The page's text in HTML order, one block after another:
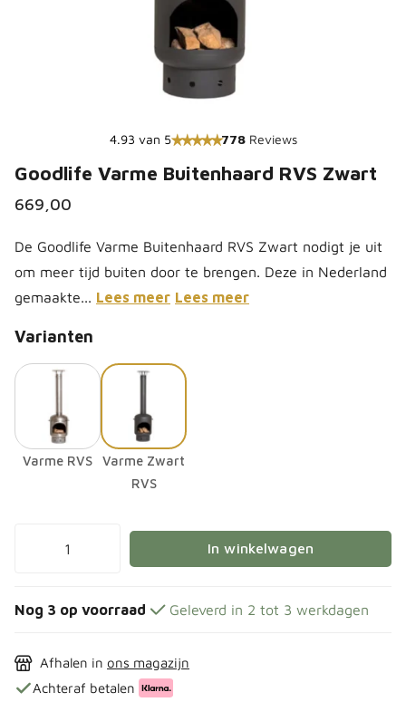
4.93 van 5 778 Reviews
Goodlife Varme Buitenhaard RVS Zwart
669,00
De Goodlife Varme Buitenhaard RVS Zwart nodigt je uit
om meer tijd buiten door te brengen. Deze in Nederland
gemaakte... Lees meer Lees meer
Varianten
Varme RVS
Varme Zwart
RVS
In winkelwagen
Nog 3 op voorraad Geleverd in 2 tot 3 werkdagen
Afhalen in ons magazijn
Achteraf betalen